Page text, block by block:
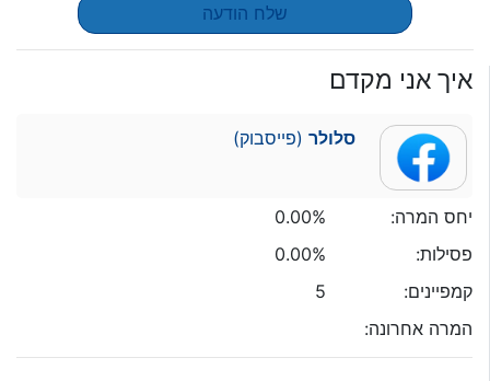
שלח הודעה
איך אני מקדם
סלולר(פייסבוק)
יחס המרה:
0.00%
פסילות:
0.00%
קמפיינים:
5
המרה אחרונה: